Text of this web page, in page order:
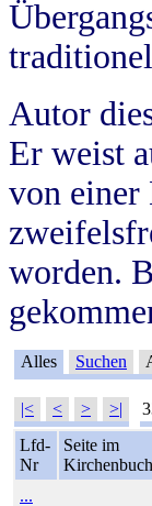
Autor
Er weist
von einer
worden.
Alles Suchen
|< < > >|
Lfd-
Nr
Seite im
Kirchenbuch
...